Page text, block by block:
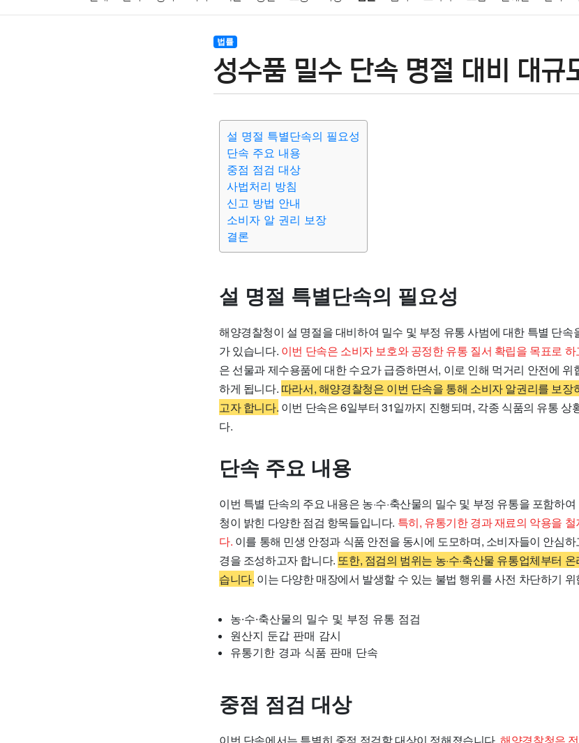
결혼 육아
기술 종교 사회 정치 건강 의료 의학 경제 마케팅 부동산
법률
성수품 밀수 단속 명절 대비 대규
설 명절 특별단속의 필요성
단속 주요 내용
중점 점검 대상
사법처리 방침
신고 방법 안내
소비자 알 권리 보장
결론
설 명절 특별단속의 필요성
해양경찰청이 설 명절을 대비하여 밀수 및 부정 유통 사범에 대한 특별 단속
가 있습니다. 이번 단속은 소비자 보호와 공정한 유통 질서 확립을 목표로
은 선물과 제수용품에 대한 수요가 급증하면서, 이로 인해 먹거리 안전에 위
하게 됩니다. 따라서, 해양경찰청은 이번 단속을 통해 소비자 알권리를 보
고자 합니다. 이번 단속은 6일부터 31일까지 진행되며, 각종 식품의 유통 상
다.
단속 주요 내용
이번 특별 단속의 주요 내용은 농·수·축산물의 밀수 및 부정 유통을 포함하
청이 밝힌 다양한 점검 항목들입니다. 특히, 유통기한 경과 재료의 악용을
다. 이를 통해 민생 안정과 식품 안전을 동시에 도모하며, 소비자들이 안심
경을 조성하고자 합니다. 또한, 점검의 범위는 농·수·축산물 유통업체부터
습니다. 이는 다양한 매장에서 발생할 수 있는 불법 행위를 사전 차단하기
농·수·축산물의 밀수 및 부정 유통 점검
원산지 둔갑 판매 감시
유통기한 경과 식품 판매 단속
중점 점검 대상